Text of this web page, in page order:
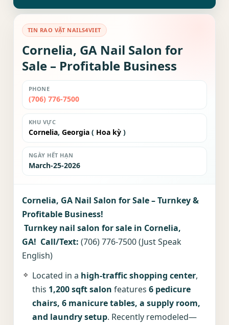
TIN RAO VẶT NAILS4VIET
Cornelia, GA Nail Salon for
Sale – Profitable Business
PHONE
(706) 776-7500
KHU VỰC
Cornelia, Georgia ( Hoa kỳ )
NGÀY HẾT HẠN
March-25-2026
Cornelia, GA Nail Salon for Sale – Turnkey &
Profitable Business!
Turnkey nail salon for sale in Cornelia,
GA! Call/Text: (706) 776-7500 (Just Speak
English)
Located in a high-traffic shopping center,
this 1,200 sqft salon features 6 pedicure
chairs, 6 manicure tables, a supply room,
and laundry setup. Recently remodeled—